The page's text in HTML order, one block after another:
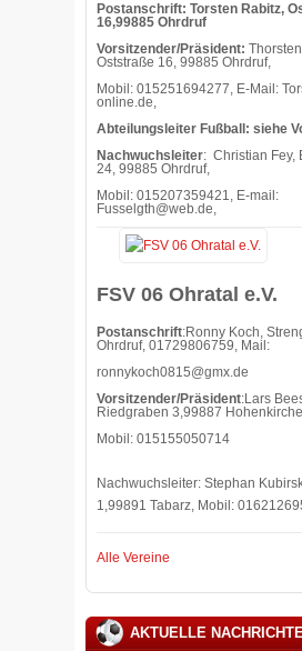
Postanschrift: Torsten Rabitz,
16,99885 Ohrdruf
Vorsitzender/Präsident:
Oststraße 16, 99885 Ohrdruf,
Mobil: 015251694277, E-Mail:
online.de,
Abteilungsleiter Fußball: siehe
Nachwuchsleiter: Christian Fey,
24, 99885 Ohrdruf,
Mobil: 015207359421, E-mail:
Fusselgth@web.de,
FSV 06 Ohratal e.V.
Postanschrift:Ronny Koch,
Ohrdruf, 01729806759, Mail:
ronnykoch0815@gmx.de
Vorsitzender/Präsident:Lars
Riedgraben 3,99887
Mobil: 015155050714
Nachwuchsleiter: Stephan
1,99891 Tabarz, Mobil:
Alle Vereine
AKTUELLE